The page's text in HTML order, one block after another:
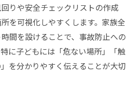
りや安全チェックリストの作成
を可視化しやすくします。家族全
間を設けることで、事故防止への
に子どもには「危ない場所」「触
を分かりやすく伝えることが大切